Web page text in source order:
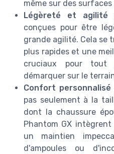
même sur des surfaces
Légèreté et agilité
conçues pour être
grande agilité. Cela se
plus rapides et une
cruciaux pour tout
démarquer sur le
Confort personnalisé
pas seulement à la
dont la chaussure
Phantom GX
un maintien
d'ampoules ou